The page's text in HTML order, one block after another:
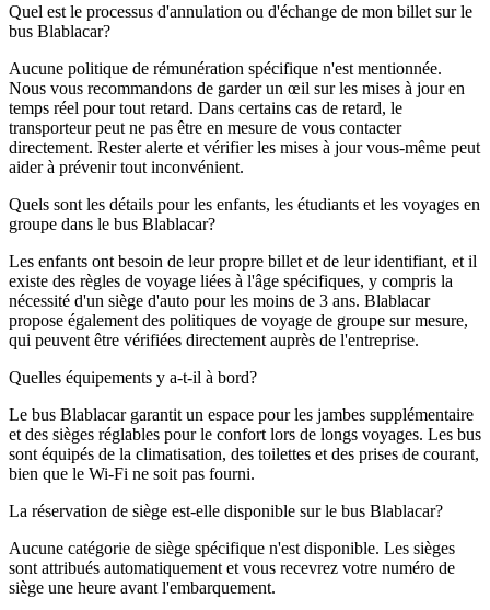
Quel est le processus d'annulation ou d'échange de mon billet sur le
bus Blablacar?
Aucune politique de rémunération spécifique n'est mentionnée.
Nous vous recommandons de garder un œil sur les mises à jour en
temps réel pour tout retard. Dans certains cas de retard, le
transporteur peut ne pas être en mesure de vous contacter
directement. Rester alerte et vérifier les mises à jour vous-même peut
aider à prévenir tout inconvénient.
Quels sont les détails pour les enfants, les étudiants et les voyages en
groupe dans le bus Blablacar?
Les enfants ont besoin de leur propre billet et de leur identifiant, et il
existe des règles de voyage liées à l'âge spécifiques, y compris la
nécessité d'un siège d'auto pour les moins de 3 ans. Blablacar
propose également des politiques de voyage de groupe sur mesure,
qui peuvent être vérifiées directement auprès de l'entreprise.
Quelles équipements y a-t-il à bord?
Le bus Blablacar garantit un espace pour les jambes supplémentaire
et des sièges réglables pour le confort lors de longs voyages. Les bus
sont équipés de la climatisation, des toilettes et des prises de courant,
bien que le Wi-Fi ne soit pas fourni.
La réservation de siège est-elle disponible sur le bus Blablacar?
Aucune catégorie de siège spécifique n'est disponible. Les sièges
sont attribués automatiquement et vous recevrez votre numéro de
siège une heure avant l'embarquement.